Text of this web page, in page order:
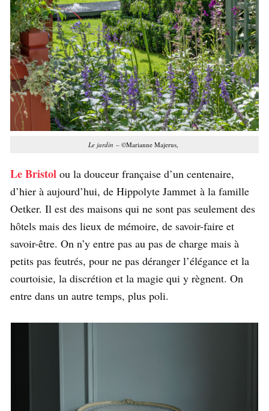
Le jardin – ©Marianne Majerus,
Le Bristol ou la douceur française d’un centenaire,
d’hier à aujourd’hui, de Hippolyte Jammet à la famille
Oetker. Il est des maisons qui ne sont pas seulement des
hôtels mais des lieux de mémoire, de savoir-faire et
savoir-être. On n’y entre pas au pas de charge mais à
petits pas feutrés, pour ne pas déranger l’élégance et la
courtoisie, la discrétion et la magie qui y règnent. On
entre dans un autre temps, plus poli.